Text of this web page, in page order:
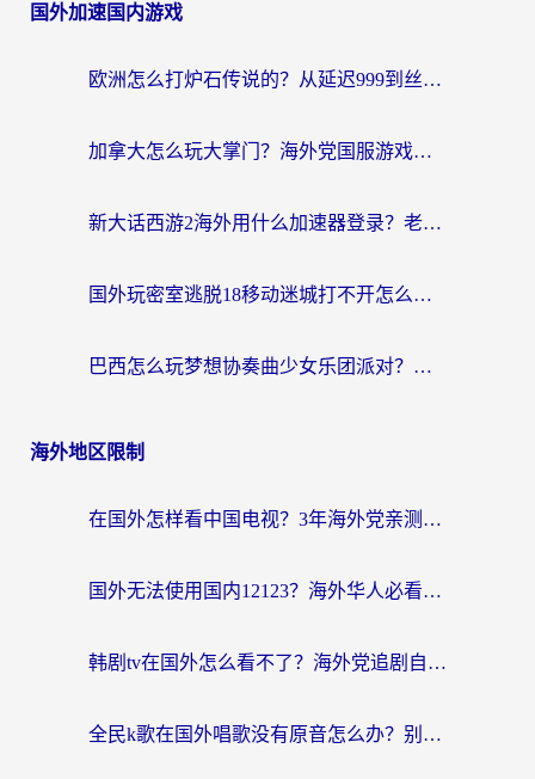
国外加速国内游戏
欧洲怎么打炉石传说的？从延迟999到丝滑上分，我找到了靠谱加速器
加拿大怎么玩大掌门？海外党国服游戏加速避坑指南（附实用工具推荐）
新大话西游2海外用什么加速器登录？老玩家亲测有效的国服游戏加速指南
国外玩密室逃脱18移动迷城打不开怎么办？海外玩家亲测有效的解决指南
巴西怎么玩梦想协奏曲少女乐团派对？海外党必看的国服游戏加速全攻略（附波兰天涯明月刀实用技巧）
海外地区限制
在国外怎样看中国电视？3年海外党亲测有效的追剧加速器指南
国外无法使用国内12123？海外华人必看：选对回国加速器，解决迪拜语音+12123访问难题
韩剧tv在国外怎么看不了？海外党追剧自由的终极解决方案来了
全民k歌在国外唱歌没有原音怎么办？别让地域限制毁了你的麦霸时刻